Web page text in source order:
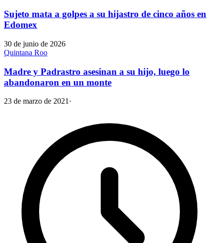
Sujeto mata a golpes a su hijastro de cinco años en
Edomex
30 de junio de 2026
Quintana Roo
Madre y Padrastro asesinan a su hijo, luego lo
abandonaron en un monte
23 de marzo de 2021·